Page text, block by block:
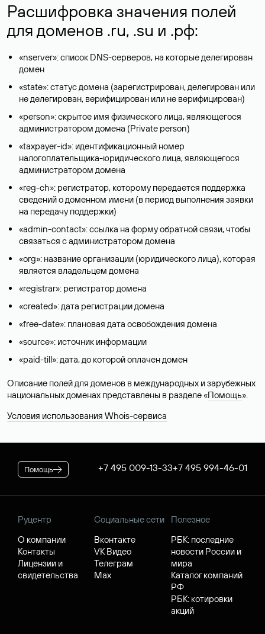
Расшифровка значения полей
для доменов .ru, .su и .рф:
«nserver»: список DNS-серверов, на которые делегирован
домен
«state»: статус домена (зарегистрирован, делегирован или
не делегирован, верифицирован или не верифицирован)
«person»: скрытое имя физического лица, являющегося
администратором домена (Privatе person)
«taxpayer-id»: идентификационный номер
налогоплательщика-юридического лица, являющегося
администратором домена
«reg-ch»: регистратор, которому передается поддержка
сведений о доменном имени (в период выполнения заявки
на передачу поддержки)
«admin-contact»: ссылка на форму обратной связи, чтобы
связаться с администратором домена
«org»: название организации (юридического лица), которая
является владельцем домена
«registrar»: регистратор домена
«created»: дата регистрации домена
«free-date»: плановая дата освобождения домена
«source»: источник информации
«paid-till»: дата, до которой оплачен домен
Описание полей для доменов в международных и зарубежных
национальных доменах представлены в разделе «Помощь».
Условия использования Whois-сервиса
Помощь +7 495 009-13-33+7 495 994-46-01
Руцентр
О компании
Контакты
Лицензии и
свидетельства
Социальные сети
Вконтакте
VK Видео
Телеграм
Max
Полезное
РБК: последние
новости России и
мира
Каталог компаний
РФ
РБК: котировки
акций